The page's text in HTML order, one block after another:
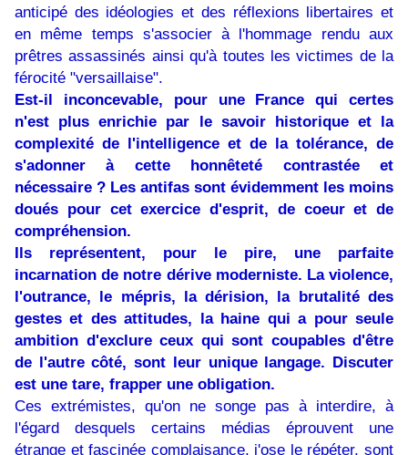
anticipé des idéologies et des réflexions libertaires et
en même temps s'associer à l'hommage rendu aux
prêtres assassinés ainsi qu'à toutes les victimes de la
férocité "versaillaise".
Est-il inconcevable, pour une France qui certes
n'est plus enrichie par le savoir historique et la
complexité de l'intelligence et de la tolérance, de
s'adonner à cette honnêteté contrastée et
nécessaire ? Les antifas sont évidemment les moins
doués pour cet exercice d'esprit, de coeur et de
compréhension.
Ils représentent, pour le pire, une parfaite
incarnation de notre dérive moderniste. La violence,
l'outrance, le mépris, la dérision, la brutalité des
gestes et des attitudes, la haine qui a pour seule
ambition d'exclure ceux qui sont coupables d'être
de l'autre côté, sont leur unique langage. Discuter
est une tare, frapper une obligation.
Ces extrémistes, qu'on ne songe pas à interdire, à
l'égard desquels certains médias éprouvent une
étrange et fascinée complaisance, j'ose le répéter, sont